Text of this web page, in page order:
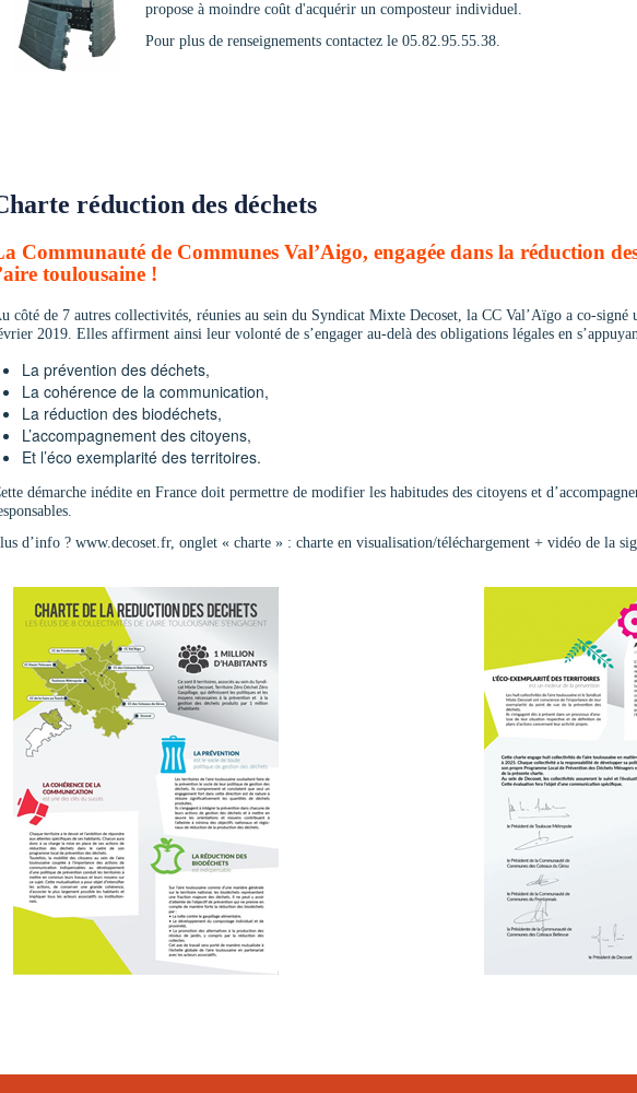
propose à moindre coût d'acquérir un composteur individuel.
Pour plus de renseignements contactez le 05.82.95.55.38.
réduction des déchets
Communauté de Communes Val’Aigo, engagée dans la réduction
toulousaine !
côté de 7 autres collectivités, réunies au sein du Syndicat Mixte Decoset, la CC Val’Aïgo a co-signé
2019. Elles affirment ainsi leur volonté de s’engager au-delà des obligations légales en
La prévention des déchets,
La cohérence de la communication,
La réduction des biodéchets,
L’accompagnement des citoyens,
Et l’éco exemplarité des territoires.
démarche inédite en France doit permettre de modifier les habitudes des citoyens et
d’info ? www.decoset.fr, onglet « charte » : charte en visualisation/téléchargement + vidéo de la